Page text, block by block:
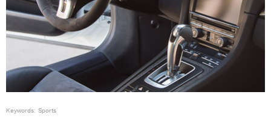
Keywords: Sports